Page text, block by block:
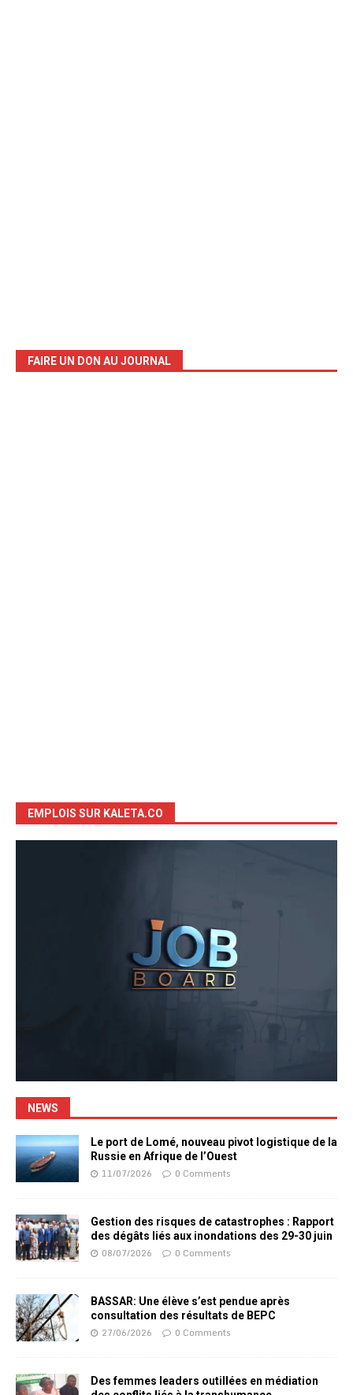
FAIRE UN DON AU JOURNAL
EMPLOIS SUR KALETA.CO
NEWS
Le port de Lomé, nouveau pivot logistique de la
Russie en Afrique de l’Ouest
11/07/2026 0 Comments
Gestion des risques de catastrophes : Rapport
des dégâts liés aux inondations des 29-30 juin
08/07/2026 0 Comments
BASSAR: Une élève s’est pendue après
consultation des résultats de BEPC
27/06/2026 0 Comments
Des femmes leaders outillées en médiation